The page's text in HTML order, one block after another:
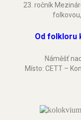
23. ročník
Od folkloru
Náměšť
Místo: CETT –